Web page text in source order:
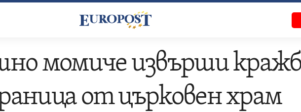
момиче извърши
от църковен храм